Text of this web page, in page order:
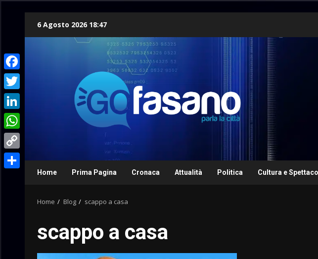
6 Agosto 2026 18:47
Home Prima Pagina Cronaca Attualità Politica Cultura e
Home Blog scappo a casa
scappo a casa
Facebook
Twitter
LinkedIn
WhatsApp
Copy